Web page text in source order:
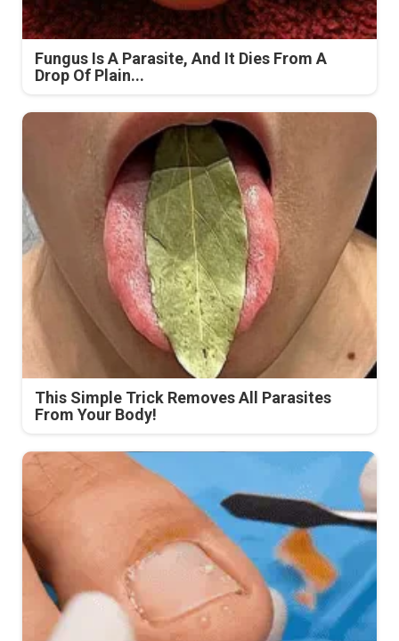
Fungus Is A Parasite, And It Dies From A
Drop Of Plain...
This Simple Trick Removes All Parasites
From Your Body!